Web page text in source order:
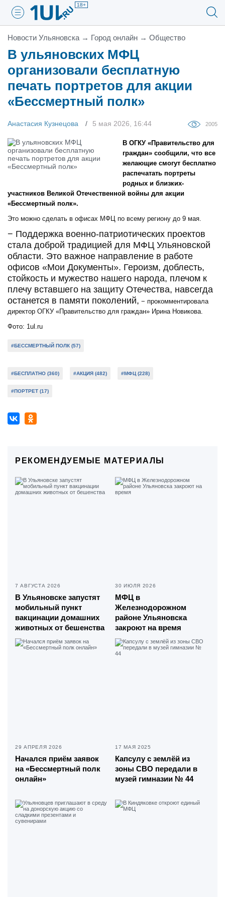
18+
Новости Ульяновска → Город онлайн → Общество
В ульяновских МФЦ
организовали бесплатную
печать портретов для акции
«Бессмертный полк»
Анастасия Кузнецова 5 мая 2026, 16:44 2005
В ОГКУ «Правительство для
граждан» сообщили, что все
желающие смогут бесплатно
распечатать портреты
родных и близких-
участников Великой Отечественной войны для акции
«Бессмертный полк».
Это можно сделать в офисах МФЦ по всему региону до 9 мая.
− Поддержка военно-патриотических проектов
стала доброй традицией для МФЦ Ульяновской
области. Это важное направление в работе
офисов «Мои Документы». Героизм, доблесть,
стойкость и мужество нашего народа, плечом к
плечу вставшего на защиту Отечества, навсегда
останется в памяти поколений, − прокомментировала
директор ОГКУ «Правительство для граждан» Ирина Новикова.
Фото: 1ul.ru
#БЕССМЕРТНЫЙ ПОЛК (57)
#БЕСПЛАТНО (360) #АКЦИЯ (482) #МФЦ (228)
#ПОРТРЕТ (17)
РЕКОМЕНДУЕМЫЕ МАТЕРИАЛЫ
7 АВГУСТА 2026
В Ульяновске запустят
мобильный пункт
вакцинации домашних
животных от бешенства
30 ИЮЛЯ 2026
МФЦ в
Железнодорожном
районе Ульяновска
закроют на время
29 АПРЕЛЯ 2026
Начался приём заявок
на «Бессмертный полк
онлайн»
17 МАЯ 2025
Капсулу с землёй из
зоны СВО передали в
музей гимназии № 44